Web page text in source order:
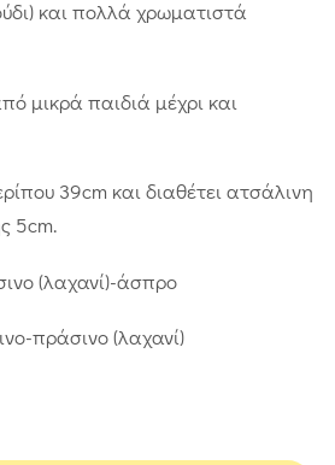
και πολλά χρωματιστά
μικρά παιδιά μέχρι και
39cm και διαθέτει ατσάλινη
5cm.
(λαχανί)-άσπρο
πράσινο (λαχανί)